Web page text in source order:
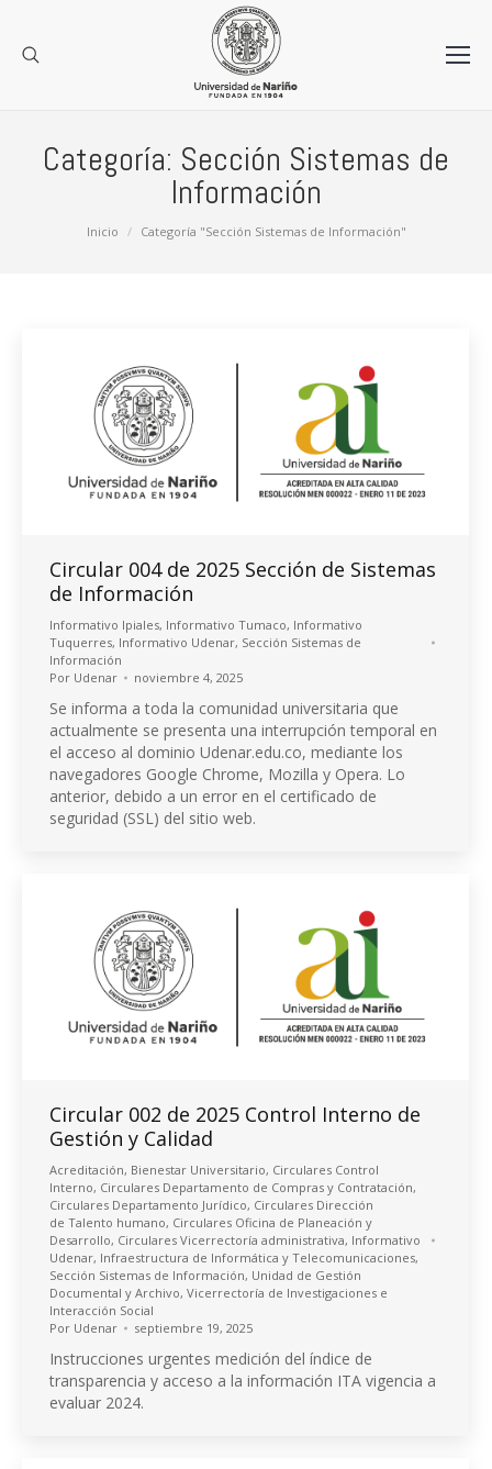
Categoría: Sección Sistemas de
Información
Estás aquí:Inicio Categoría "Sección Sistemas de Información"
Circular 004 de 2025 Sección de Sistemas
de Información
Informativo Ipiales, Informativo Tumaco, Informativo
Tuquerres, Informativo Udenar, Sección Sistemas de
Información
Por Udenar noviembre 4, 2025
Se informa a toda la comunidad universitaria que
actualmente se presenta una interrupción temporal en
el acceso al dominio Udenar.edu.co, mediante los
navegadores Google Chrome, Mozilla y Opera. Lo
anterior, debido a un error en el certificado de
seguridad (SSL) del sitio web.
Circular 002 de 2025 Control Interno de
Gestión y Calidad
Acreditación, Bienestar Universitario, Circulares Control
Interno, Circulares Departamento de Compras y Contratación,
Circulares Departamento Jurídico, Circulares Dirección
de Talento humano, Circulares Oficina de Planeación y
Desarrollo, Circulares Vicerrectoría administrativa, Informativo
Udenar, Infraestructura de Informática y Telecomunicaciones,
Sección Sistemas de Información, Unidad de Gestión
Documental y Archivo, Vicerrectoría de Investigaciones e
Interacción Social
Por Udenar septiembre 19, 2025
Instrucciones urgentes medición del índice de
transparencia y acceso a la información ITA vigencia a
evaluar 2024.